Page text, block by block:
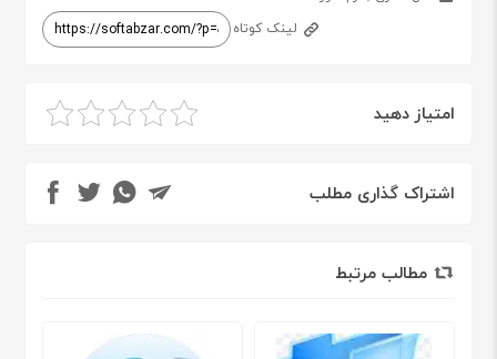
لینک کوتاه
امتیاز دهید
اشتراک گذاری مطلب
مطالب مرتبط